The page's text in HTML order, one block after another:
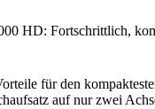
HD: Fortschrittlich,
für den
auf nur zwei